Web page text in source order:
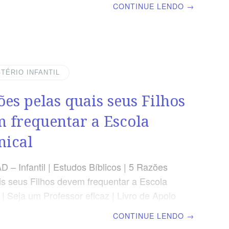
com a Bíblia, há coisas específicas que
na Bíblia. 1. Torne-o adequado para
Bíblias adequadas à idade e
para
CONTINUE LENDO →
INFANTIL
pelas quais seus Filhos
frequentar a Escola
– Infantil | Estudos Bíblicos | 5 Razões
seus Filhos devem frequentar a Escola
Seja um Professor eficaz | Livro de Apoio
CONTINUE LENDO →